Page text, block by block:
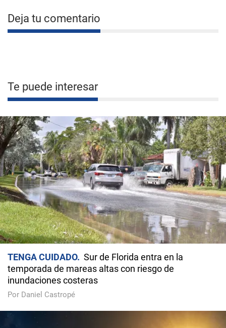
Deja tu comentario
Te puede interesar
TENGA CUIDADO
Sur de Florida entra en la
temporada de mareas altas con riesgo de
inundaciones costeras
Por Daniel Castropé